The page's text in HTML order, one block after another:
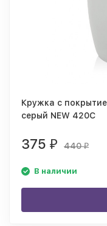
Кружка с
серый NEW 420C
375 ₽ 440₽
В наличии